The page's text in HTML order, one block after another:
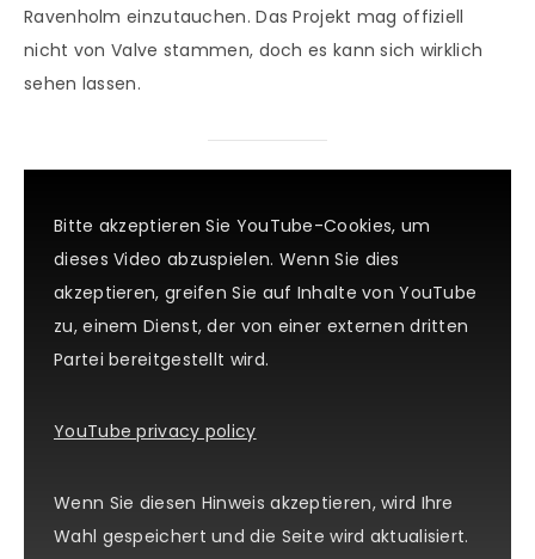
Ravenholm einzutauchen. Das Projekt mag offiziell
nicht von Valve stammen, doch es kann sich wirklich
sehen lassen.
Bitte akzeptieren Sie YouTube-Cookies, um
dieses Video abzuspielen. Wenn Sie dies
akzeptieren, greifen Sie auf Inhalte von YouTube
zu, einem Dienst, der von einer externen dritten
Partei bereitgestellt wird.
YouTube privacy policy
Wenn Sie diesen Hinweis akzeptieren, wird Ihre
Wahl gespeichert und die Seite wird aktualisiert.